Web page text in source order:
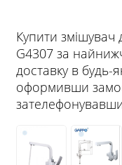
Купити змішувач
G4307 за
доставку в будь-
оформивши